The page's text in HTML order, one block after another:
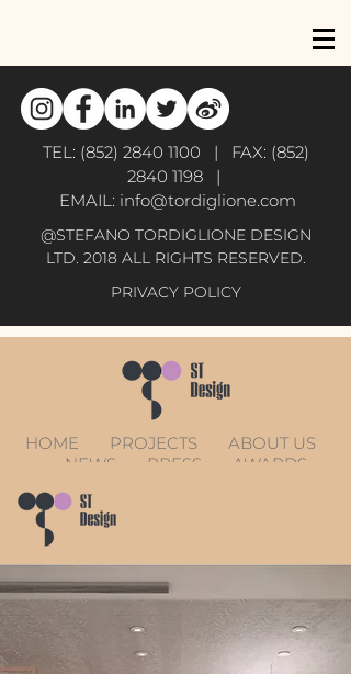
TEL: (852) 2840 1100 | FAX: (852)
2840 1198|
EMAIL: info@tordiglione.com
@STEFANO TORDIGLIONE DESIGN
LTD. 2018 ALL RIGHTS RESERVED.
PRIVACY POLICY
HOME PROJECTS
ABOUT US
NEWS
PRESS
AWARDS